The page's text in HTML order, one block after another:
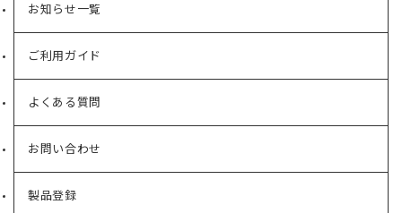
お知らせ一覧
ご利用ガイド
よくある質問
お問い合わせ
製品登録